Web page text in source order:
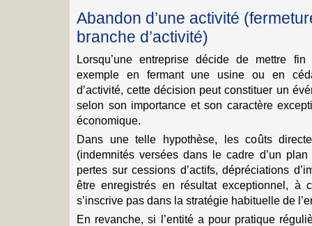
Abandon d’une activité
branche d’activité)
Lorsqu’une entreprise décide de mettre
exemple en fermant une usine ou en
d’activité, cette décision peut constituer un
selon son importance et son caractère
économique.
Dans une telle hypothèse, les coûts
(indemnités versées dans le cadre d’un
pertes sur cessions d’actifs, dépréciations
être enregistrés en résultat exceptionnel, à
s’inscrive pas dans la stratégie habituelle de
En revanche, si l’entité a pour pratique